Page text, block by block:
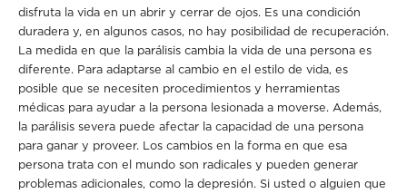
disfruta la vida en un abrir y cerrar de ojos. Es una condición
duradera y, en algunos casos, no hay posibilidad de recuperación.
La medida en que la parálisis cambia la vida de una persona es
diferente. Para adaptarse al cambio en el estilo de vida, es
posible que se necesiten procedimientos y herramientas
médicas para ayudar a la persona lesionada a moverse. Además,
la parálisis severa puede afectar la capacidad de una persona
para ganar y proveer. Los cambios en la forma en que esa
persona trata con el mundo son radicales y pueden generar
problemas adicionales, como la depresión. Si usted o alguien que